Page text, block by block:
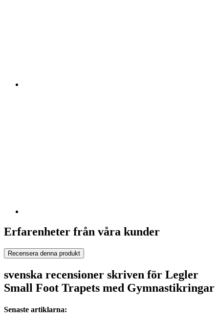
Erfarenheter från våra kunder
Recensera denna produkt
svenska recensioner skriven för Legler
Small Foot Trapets med Gymnastikringar
Senaste artiklarna: